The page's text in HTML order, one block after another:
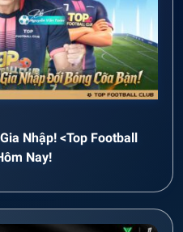
Nhập! <Top Football
Nay!